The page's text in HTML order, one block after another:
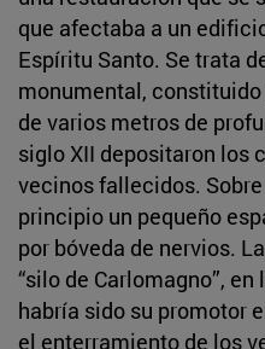
que afectaba a un
Espíritu Santo. Se trata
monumental,
de varios metros de
siglo XII depositaron los
vecinos fallecidos.
principio un pequeño
por bóveda de nervios.
“silo de Carlomagno”,
habría sido su promotor
el enterramiento de los